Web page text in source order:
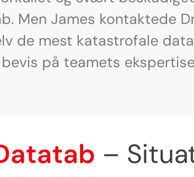
Men James kontaktede
de mest katastrofale
på teamets
–